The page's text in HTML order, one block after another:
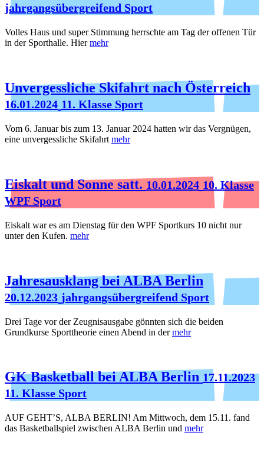
jahrgangsübergreifend Sport
Volles Haus und super Stimmung herrschte am Tag der offenen Tür
in der Sporthalle. Hiermehr
Unvergessliche Skifahrt nach Österreich
16.01.2024 11. Klasse Sport
Vom 6. Januar bis zum 13. Januar 2024 hatten wir das Vergnügen,
eine unvergessliche Skifahrt mehr
Eiskalt und Sonne satt. 10.01.2024 10. Klasse
WPF Sport
Eiskalt war es am Dienstag für den WPF Sportkurs 10 nicht nur
unter den Kufen. mehr
Jahresausklang bei ALBA Berlin
20.12.2023 jahrgangsübergreifend Sport
Drei Tage vor der Zeugnisausgabe gönnten sich die beiden
Grundkurse Sporttheorie einen Abend in dermehr
GK Basketball bei ALBA Berlin 17.11.2023
11. Klasse Sport
AUF GEHT’S, ALBA BERLIN! Am Mittwoch, dem 15.11. fand
das Basketballspiel zwischen ALBA Berlin und mehr